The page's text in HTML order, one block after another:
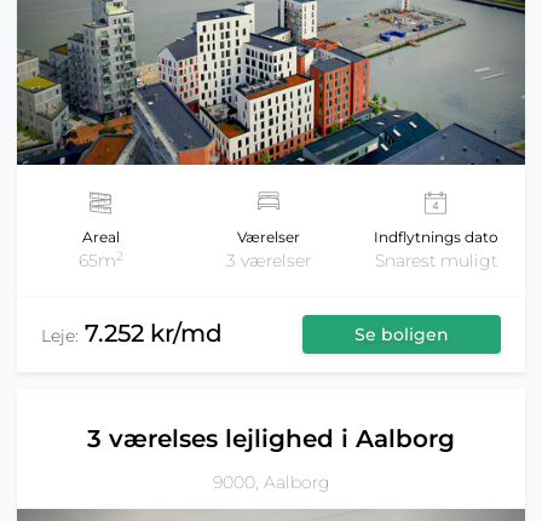
Areal
65m2
Værelser
3 værelser
Indflytnings dato
Snarest muligt
Leje: 7.252 kr/md Se boligen
3 værelses lejlighed i Aalborg
9000, Aalborg